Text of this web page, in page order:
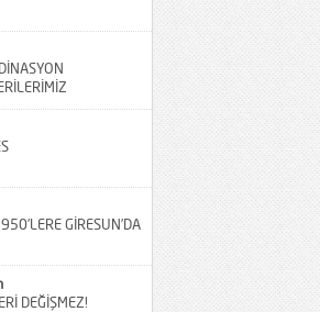
GİRESUN’DA
DEĞİŞMEZ!